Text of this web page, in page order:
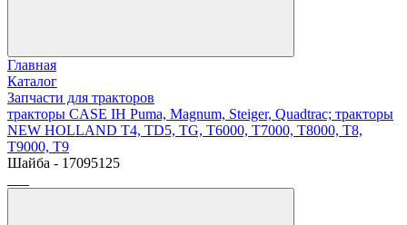
Главная
Каталог
Запчасти для тракторов
тракторы CASE IH Puma, Magnum, Steiger, Quadtrac; тракторы
NEW HOLLAND T4, TD5, TG, T6000, T7000, T8000, T8,
T9000, T9
Шайба - 17095125